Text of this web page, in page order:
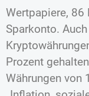
Wertpapiere, 86
Sparkonto.
Prozent
Währungen von